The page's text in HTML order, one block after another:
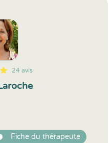
24 avis
Fiche du thérapeute